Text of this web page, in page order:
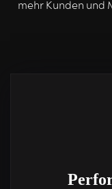
mehr Kunden und